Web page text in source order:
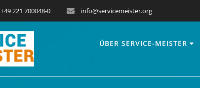
+49 221 700048-0 info@servicemeister.org
ÜBER SERVICE-MEISTER